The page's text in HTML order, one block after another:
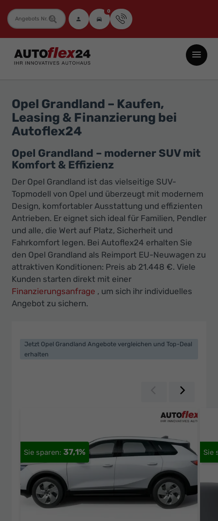
Fahrzeugnummer 0
Autoflex24
GmbH
Neuwagen
Jahreswagen
und
Gebrauchtwagen
zu
Top-
Preisen
-
Ihr
Innovatives
Opel Grandland – Kaufen,
Leasing & Finanzierung bei
Autoflex24
Opel Grandland – moderner SUV mit
Komfort & Effizienz
Der Opel Grandland ist das vielseitige SUV-
Topmodell von Opel und überzeugt mit modernem
Design, komfortabler Ausstattung und effizienten
Antrieben. Er eignet sich ideal für Familien, Pendler
und alle, die Wert auf Platz, Sicherheit und
Fahrkomfort legen. Bei Autoflex24 erhalten Sie
den Opel Grandland als Reimport EU-Neuwagen zu
attraktiven Konditionen: Preis ab 21.448 €. Viele
Kunden starten direkt mit einer
Finanzierungsanfrage , um sich ihr individuelles
Angebot zu sichern.
Jetzt Opel Grandland Angebote vergleichen und Top-Deal
erhalten
Zurück
37,1%